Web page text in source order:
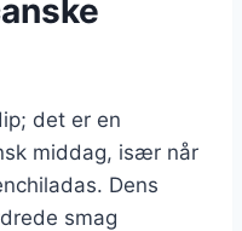
det er en
middag, især når
Dens
smag